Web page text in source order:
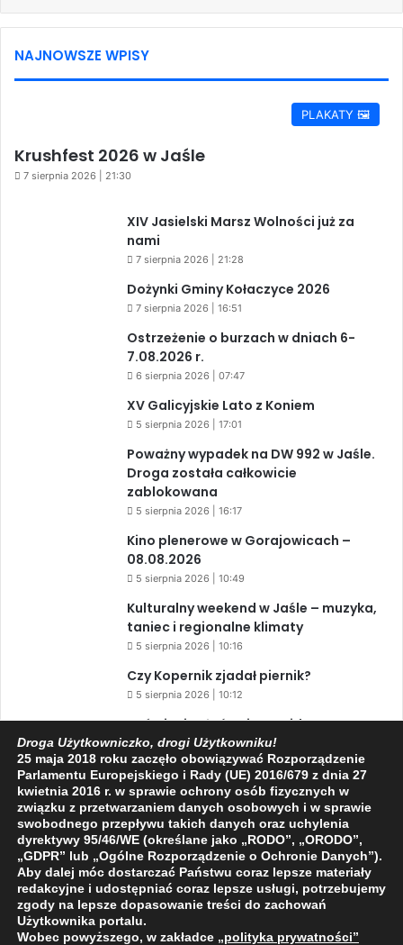
NAJNOWSZE WPISY
PLAKATY 🖼️
Krushfest 2026 w Jaśle
7 sierpnia 2026 | 21:30
XIV Jasielski Marsz Wolności już za
nami
7 sierpnia 2026 | 21:28
Dożynki Gminy Kołaczyce 2026
7 sierpnia 2026 | 16:51
Ostrzeżenie o burzach w dniach 6-
7.08.2026 r.
6 sierpnia 2026 | 07:47
XV Galicyjskie Lato z Koniem
5 sierpnia 2026 | 17:01
Poważny wypadek na DW 992 w Jaśle.
Droga została całkowicie
zablokowana
5 sierpnia 2026 | 16:17
Kino plenerowe w Gorajowicach –
08.08.2026
5 sierpnia 2026 | 10:49
Kulturalny weekend w Jaśle – muzyka,
taniec i regionalne klimaty
5 sierpnia 2026 | 10:16
Czy Kopernik zjadał piernik?
5 sierpnia 2026 | 10:12
Zaćmienie Słońca i Perseidy. Dwa
niesamowite zjawiska astronomiczne
w ciągu jednego dnia!
3 sierpnia 2026 | 15:39
Facebook
X YouTube
Droga Użytkowniczko, drogi Użytkowniku!
25 maja 2018 roku zaczęło obowiązywać Rozporządzenie
Parlamentu Europejskiego i Rady (UE) 2016/679 z dnia 27
kwietnia 2016 r. w sprawie ochrony osób fizycznych w
związku z przetwarzaniem danych osobowych i w sprawie
swobodnego przepływu takich danych oraz uchylenia
dyrektywy 95/46/WE (określane jako „RODO”, „ORODO”,
„GDPR” lub „Ogólne Rozporządzenie o Ochronie Danych”).
Aby dalej móc dostarczać Państwu coraz lepsze materiały
redakcyjne i udostępniać coraz lepsze usługi, potrzebujemy
zgody na lepsze dopasowanie treści do zachowań
Użytkownika portalu.
Wobec powyższego, w zakładce „polityka prywatności”